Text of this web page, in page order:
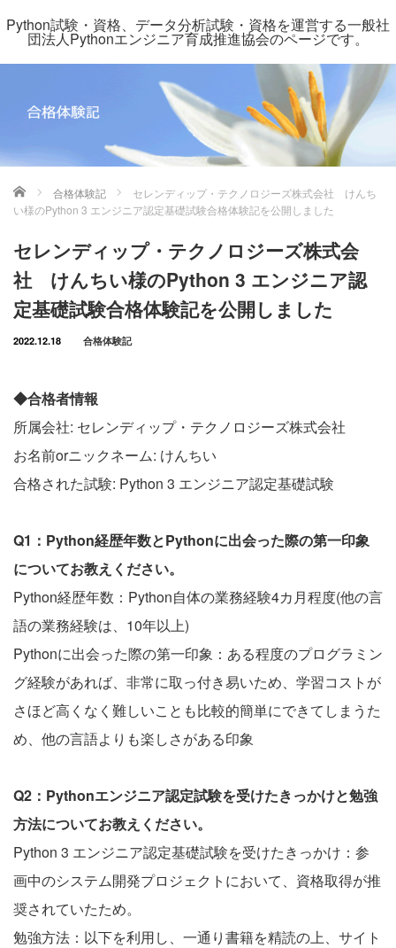
Python試験・資格、データ分析試験・資格を運営する一般社
団法人Pythonエンジニア育成推進協会のページです。
ホーム 合格体験記
セレンディップ・テクノロジーズ株式会社 けんち
い様のPython 3 エンジニア認定基礎試験合格体験記を公開しました
セレンディップ・テクノロジーズ株式会
社 けんちい様のPython 3 エンジニア認
定基礎試験合格体験記を公開しました
2022.12.18 合格体験記
◆合格者情報
所属会社: セレンディップ・テクノロジーズ株式会社
お名前orニックネーム: けんちい
合格された試験: Python 3 エンジニア認定基礎試験
Q1：Python経歴年数とPythonに出会った際の第一印象
についてお教えください。
Python経歴年数：Python自体の業務経験4カ月程度(他の言
語の業務経験は、10年以上)
Pythonに出会った際の第一印象：ある程度のプログラミン
グ経験があれば、非常に取っ付き易いため、学習コストが
さほど高くなく難しいことも比較的簡単にできてしまうた
め、他の言語よりも楽しさがある印象
Q2：Pythonエンジニア認定試験を受けたきっかけと勉強
方法についてお教えください。
Python 3 エンジニア認定基礎試験を受けたきっかけ：参
画中のシステム開発プロジェクトにおいて、資格取得が推
奨されていたため。
勉強方法：以下を利用し、一通り書籍を精読の上、サイト